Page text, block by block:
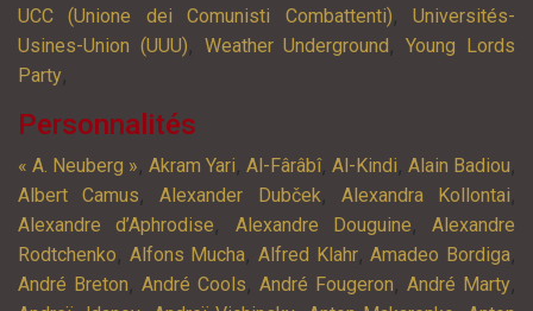
UCC (Unione dei Comunisti Combattenti),Universités-
Usines-Union (UUU), Weather Underground ,Young Lords
Party,
Personnalités
« A. Neuberg », Akram Yari, Al-Fârâbî, Al-Kindi, Alain Badiou,
Albert Camus,Alexander Dubček, Alexandra Kollontai,
Alexandre d’Aphrodise, Alexandre Douguine, Alexandre
Rodtchenko, Alfons Mucha,Alfred Klahr,Amadeo Bordiga,
André Breton, André Cools, André Fougeron, André Marty,